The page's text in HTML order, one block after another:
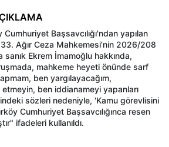
Başsavcılığı'ndan yapılan
Ağır Ceza Mahkemesi’nin 2026/208
sanık Ekrem İmamoğlu hakkında,
mahkeme heyeti önünde sarf
ben yargılayacağım,
etmeyin, ben iddianameyi yapanları
sözleri nedeniyle, 'Kamu görevlisini
Cumhuriyet Başsavcılığınca resen
ifadeleri kullanıldı.